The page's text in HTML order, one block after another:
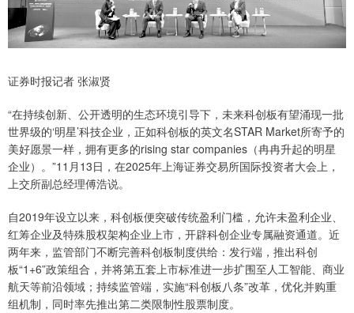
证券时报记者 张淑贤
“在持续创新、公开透明的生态环境引导下，未来科创板有望涌现一批
世界级的‘明星’科技企业，正如科创板的英文名STAR Market所寄予的
美好愿景一样，拥有更多的rising star companies（冉冉升起的明星
企业）。”11月13日，在2025年上海证券交易所国际投资者大会上，
上交所副总经理傅浩说。
自2019年设立以来，科创板便突破传统盈利门槛，允许未盈利企业、
红筹企业及特殊股权架构企业上市，开辟科创企业专属融资通道。近
两年来，监管部门不断完善科创板制度供给：发行端，推出科创
板“1+6”政策组合，并将第五套上市标准进一步扩围至人工智能、商业
航天等前沿领域；持续监管端，实施“科创板八条”改革，优化并购重
组机制，同时率先推出第二类限制性股票制度。